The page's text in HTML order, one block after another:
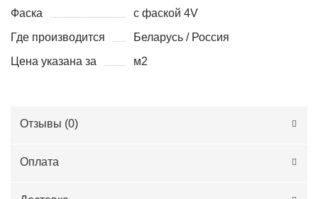
Фаска
с фаской 4V
Где производится
Беларусь / Россия
Цена указана за
м2
Отзывы (0)
Оплата